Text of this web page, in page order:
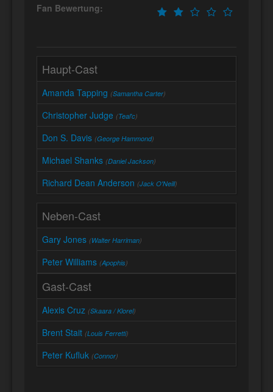
Fan Bewertung:
Haupt-Cast
Amanda Tapping (Samantha Carter)
Christopher Judge (Teal'c)
Don S. Davis (George Hammond)
Michael Shanks (Daniel Jackson)
Richard Dean Anderson (Jack O'Neill)
Neben-Cast
Gary Jones (Walter Harriman)
Peter Williams (Apophis)
Gast-Cast
Alexis Cruz (Skaara / Klorel)
Brent Stait (Louis Ferretti)
Peter Kufluk (Connor)